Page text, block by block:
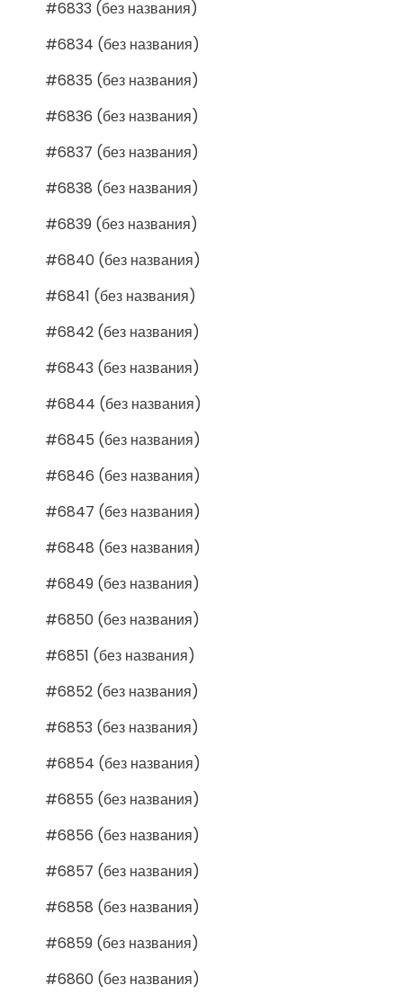
#6833 (без названия)
#6834 (без названия)
#6835 (без названия)
#6836 (без названия)
#6837 (без названия)
#6838 (без названия)
#6839 (без названия)
#6840 (без названия)
#6841 (без названия)
#6842 (без названия)
#6843 (без названия)
#6844 (без названия)
#6845 (без названия)
#6846 (без названия)
#6847 (без названия)
#6848 (без названия)
#6849 (без названия)
#6850 (без названия)
#6851 (без названия)
#6852 (без названия)
#6853 (без названия)
#6854 (без названия)
#6855 (без названия)
#6856 (без названия)
#6857 (без названия)
#6858 (без названия)
#6859 (без названия)
#6860 (без названия)